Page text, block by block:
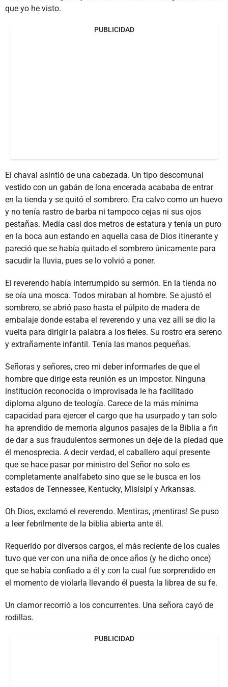
que yo he visto.
PUBLICIDAD
El chaval asintió de una cabezada. Un tipo descomunal
vestido con un gabán de lona encerada acababa de entrar
en la tienda y se quitó el sombrero. Era calvo como un huevo
y no tenía rastro de barba ni tampoco cejas ni sus ojos
pestañas. Medía casi dos metros de estatura y tenía un puro
en la boca aun estando en aquella casa de Dios itinerante y
pareció que se había quitado el sombrero únicamente para
sacudir la lluvia, pues se lo volvió a poner.
El reverendo había interrumpido su sermón. En la tienda no
se oía una mosca. Todos miraban al hombre. Se ajustó el
sombrero, se abrió paso hasta el púlpito de madera de
embalaje donde estaba el reverendo y una vez allí se dio la
vuelta para dirigir la palabra a los fieles. Su rostro era sereno
y extrañamente infantil. Tenía las manos pequeñas.
Señoras y señores, creo mi deber informarles de que el
hombre que dirige esta reunión es un impostor. Ninguna
institución reconocida o improvisada le ha facilitado
diploma alguno de teología. Carece de la más mínima
capacidad para ejercer el cargo que ha usurpado y tan solo
ha aprendido de memoria algunos pasajes de la Biblia a fin
de dar a sus fraudulentos sermones un deje de la piedad que
él menosprecia. A decir verdad, el caballero aquí presente
que se hace pasar por ministro del Señor no solo es
completamente analfabeto sino que se le busca en los
estados de Tennessee, Kentucky, Misisipí y Arkansas.
Oh Dios, exclamó el reverendo. Mentiras, ¡mentiras! Se puso
a leer febrilmente de la biblia abierta ante él.
Requerido por diversos cargos, el más reciente de los cuales
tuvo que ver con una niña de once años (y he dicho once)
que se había confiado a él y con la cual fue sorprendido en
el momento de violarla llevando él puesta la librea de su fe.
Un clamor recorrió a los concurrentes. Una señora cayó de
rodillas.
PUBLICIDAD